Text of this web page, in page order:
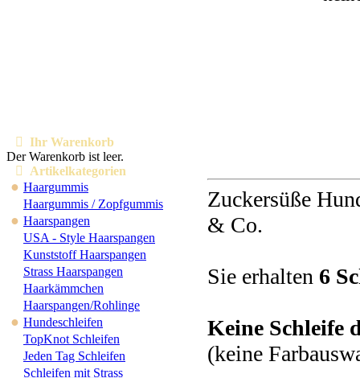
Ihr Warenkorb
Der Warenkorb ist leer.
Artikelkategorien
● Haargummis
Haargummis / Zopfgummis
● Haarspangen
USA - Style Haarspangen
Kunststoff Haarspangen
Strass Haarspangen
Haarkämmchen
Haarspangen/Rohlinge
● Hundeschleifen
TopKnot Schleifen
Jeden Tag Schleifen
Schleifen mit Strass
Zuckersüße
& Co.
Sie erhalten 6
Keine Schleife
(keine